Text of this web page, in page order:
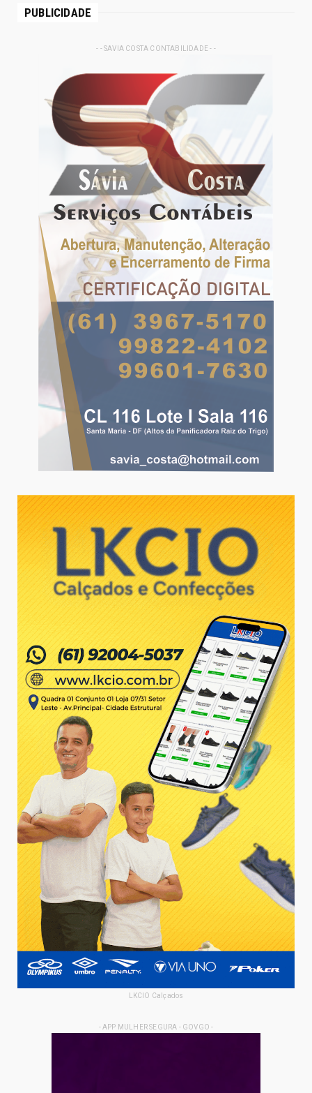
PUBLICIDADE
- - SAVIA COSTA CONTABILIDADE - -
LKCIO Calçados
- APP MULHER SEGURA - GOVGO -